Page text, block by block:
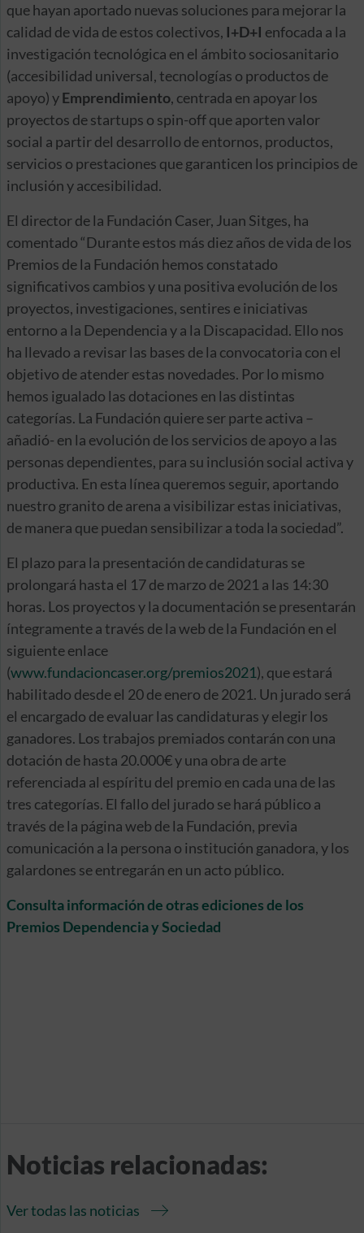
que hayan aportado nuevas soluciones para mejorar la
calidad de vida de estos colectivos, I+D+I enfocada a la
investigación tecnológica en el ámbito sociosanitario
(accesibilidad universal, tecnologías o productos de
apoyo) yEmprendimiento, centrada en apoyar los
proyectos de startups o spin-off que aporten valor
social a partir del desarrollo de entornos, productos,
servicios o prestaciones que garanticen los principios de
inclusión y accesibilidad.
El director de la Fundación Caser, Juan Sitges, ha
comentado “Durante estos más diez años de vida de los
Premios de la Fundación hemos constatado
significativos cambios y una positiva evolución de los
proyectos, investigaciones, sentires e iniciativas
entorno a la Dependencia y a la Discapacidad. Ello nos
ha llevado a revisar las bases de la convocatoria con el
objetivo de atender estas novedades. Por lo mismo
hemos igualado las dotaciones en las distintas
categorías. La Fundación quiere ser parte activa –
añadió- en la evolución de los servicios de apoyo a las
personas dependientes, para su inclusión social activa y
productiva. En esta línea queremos seguir, aportando
nuestro granito de arena a visibilizar estas iniciativas,
de manera que puedan sensibilizar a toda la sociedad”.
El plazo para la presentación de candidaturas se
prolongará hasta el 17 de marzo de 2021 a las 14:30
horas. Los proyectos y la documentación se presentarán
íntegramente a través de la web de la Fundación en el
siguiente enlace
(www.fundacioncaser.org/premios2021), que estará
habilitado desde el 20 de enero de 2021. Un jurado será
el encargado de evaluar las candidaturas y elegir los
ganadores. Los trabajos premiados contarán con una
dotación de hasta 20.000€ y una obra de arte
referenciada al espíritu del premio en cada una de las
tres categorías. El fallo del jurado se hará público a
través de la página web de la Fundación, previa
comunicación a la persona o institución ganadora, y los
galardones se entregarán en un acto público.
Consulta información de otras ediciones de los
Premios Dependencia y Sociedad
Noticias relacionadas:
Ver todas las noticias